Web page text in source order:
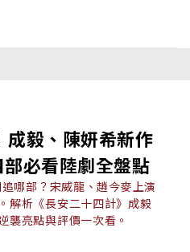
毅、陳妍希新作
必看陸劇全盤點
哪部？宋威龍、趙今麥上演
解析《長安二十四計》成毅
襲亮點與評價一次看。